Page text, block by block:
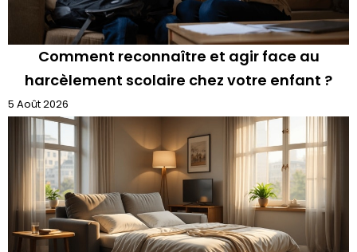
Comment reconnaître et agir face au
harcèlement scolaire chez votre enfant ?
5 Août 2026